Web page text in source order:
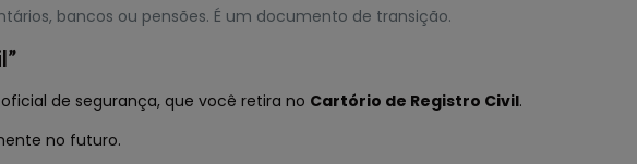
bancos ou pensões. É um documento de transição.
de segurança, que você retira no Cartório de Registro Civil.
no futuro.